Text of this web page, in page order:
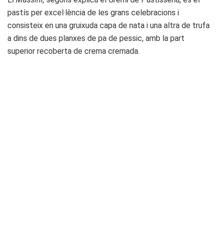
pastís per excel·lència de les grans celebracions i
consisteix en una gruixuda capa de nata i una altra de trufa
a dins de dues planxes de pa de pessic, amb la part
superior recoberta de crema cremada.